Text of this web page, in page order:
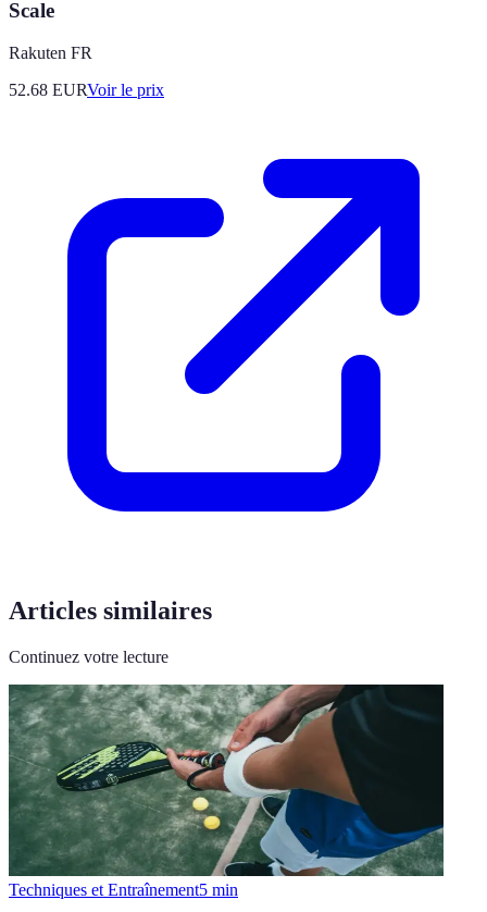
Scale
Rakuten FR
52.68 EURVoir le prix
Articles similaires
Continuez votre lecture
Techniques et Entraînement5 min